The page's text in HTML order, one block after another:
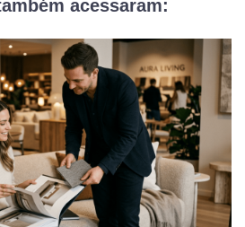
acessaram: